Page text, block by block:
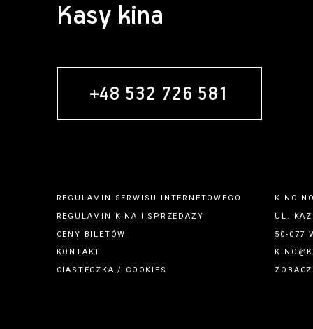
Kasy kina
+48 532 726 581
REGULAMIN SERWISU INTERNETOWEGO
REGULAMIN
KINA I SPRZEDAŻY
CENY BILETÓW
KONTAKT
CIASTECZKA / COOKIES
KINO
UL.
50-077